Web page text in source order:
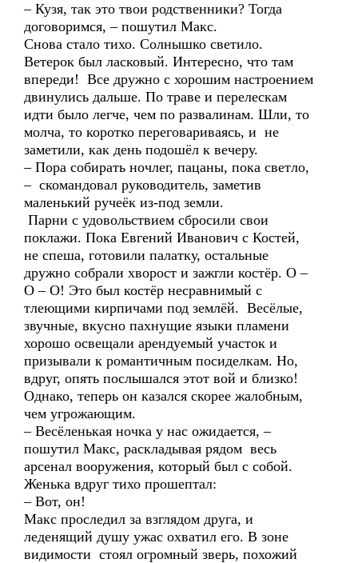
– Кузя, так это твои родственники? Тогда
договоримся, – пошутил Макс.
Снова стало тихо. Солнышко светило.
Ветерок был ласковый. Интересно, что там
впереди! Все дружно с хорошим настроением
двинулись дальше. По траве и перелескам
идти было легче, чем по развалинам. Шли, то
молча, то коротко переговариваясь, и не
заметили, как день подошёл к вечеру.
– Пора собирать ночлег, пацаны, пока светло,
– скомандовал руководитель, заметив
маленький ручеёк из-под земли.
Парни с удовольствием сбросили свои
поклажи. Пока Евгений Иванович с Костей,
не спеша, готовили палатку, остальные
дружно собрали хворост и зажгли костёр. О –
О – О! Это был костёр несравнимый с
тлеющими кирпичами под землёй. Весёлые,
звучные, вкусно пахнущие языки пламени
хорошо освещали арендуемый участок и
призывали к романтичным посиделкам. Но,
вдруг, опять послышался этот вой и близко!
Однако, теперь он казался скорее жалобным,
чем угрожающим.
– Весёленькая ночка у нас ожидается, –
пошутил Макс, раскладывая рядом весь
арсенал вооружения, который был с собой.
Женька вдруг тихо прошептал:
– Вот, он!
Макс проследил за взглядом друга, и
леденящий душу ужас охватил его. В зоне
видимости стоял огромный зверь, похожий